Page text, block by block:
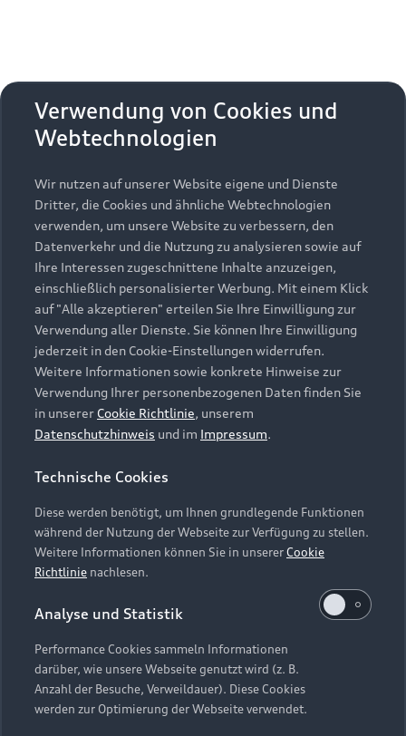
Zurück nach oben
Modelle
Alle Modelle
Modelle vergleichen
Elektromodelle
Plug-in-Hybride
Kaufen & leasen
Neuwagensuche
Gebrauchtwagensuche
Gebrauchtwagen
Finanzierung
Aktionen & Angebote
Geschäftskunden
Service & Zubehör
Saisonale Angebote
Audi Services
Garantie
Audi digital services
myAudi
Support
Kundenservice
Händlersuche
Audi Code
Online-Terminvereinbarung
Servicekontakt
Vertrag widerrufen
Über Audi
Unternehmen
Karriere
Investor Relations
Presse & Media Center
Datenschutz
Audi erleben
Newsletter
Impressum Rechtliches
Hinweisgebersystem
Datenschutzinformation
Cookie-Einstellungen
Cookie-Richtlinie
Barrierefreiheit
Hinweis: Die aktuelle Darstellung und Anordnung der
Embleme am Fahrzeug bei allen Abbildungen auf dieser
Webseite kann abweichen.
Verwendung von Cookies und
Webtechnologien
Wir nutzen auf unserer Website eigene und Dienste
Dritter, die Cookies und ähnliche Webtechnologien
verwenden, um unsere Website zu verbessern, den
Datenverkehr und die Nutzung zu analysieren sowie auf
Ihre Interessen zugeschnittene Inhalte anzuzeigen,
einschließlich personalisierter Werbung. Mit einem Klick
auf "Alle akzeptieren" erteilen Sie Ihre Einwilligung zur
Verwendung aller Dienste. Sie können Ihre Einwilligung
jederzeit in den Cookie-Einstellungen widerrufen.
Weitere Informationen sowie konkrete Hinweise zur
Verwendung Ihrer personenbezogenen Daten finden Sie
in unserer Cookie Richtlinie, unserem
Datenschutzhinweis und im Impressum.
Technische Cookies
Diese werden benötigt, um Ihnen grundlegende Funktionen
während der Nutzung der Webseite zur Verfügung zu stellen.
Weitere Informationen können Sie in unsererCookie
Richtlinie nachlesen.
Analyse und Statistik
Performance Cookies sammeln Informationen
darüber, wie unsere Webseite genutzt wird (z. B.
Anzahl der Besuche, Verweildauer). Diese Cookies
werden zur Optimierung der Webseite verwendet.